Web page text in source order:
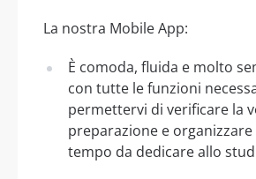
La nostra Mobile App:
È comoda, fluida e molto
con tutte le funzioni
permettervi di verificare la
preparazione e organizzare
tempo da dedicare allo